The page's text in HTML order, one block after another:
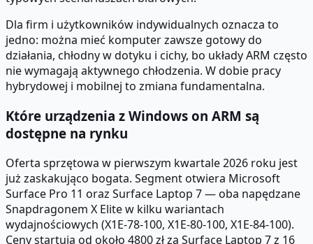
Dla firm i użytkowników indywidualnych oznacza to
jedno: można mieć komputer zawsze gotowy do
działania, chłodny w dotyku i cichy, bo układy ARM często
nie wymagają aktywnego chłodzenia. W dobie pracy
hybrydowej i mobilnej to zmiana fundamentalna.
Które urządzenia z Windows on ARM są
dostępne na rynku
Oferta sprzętowa w pierwszym kwartale 2026 roku jest
już zaskakująco bogata. Segment otwiera Microsoft
Surface Pro 11 oraz Surface Laptop 7 — oba napędzane
Snapdragonem X Elite w kilku wariantach
wydajnościowych (X1E-78-100, X1E-80-100, X1E-84-100).
Ceny startują od około 4800 zł za Surface Laptop 7 z 16